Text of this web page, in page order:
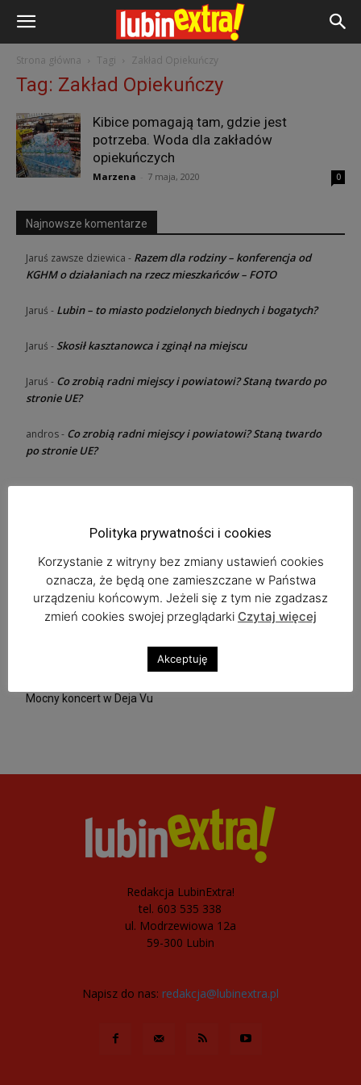
Strona główna Tagi Zakład Opiekuńczy
Tag: Zakład Opiekuńczy
Kibice pomagają tam, gdzie jest
potrzeba. Woda dla zakładów
opiekuńczych
Marzena 7 maja, 2020 0
Najnowsze komentarze
Jaruś zawsze dziewica - Razem dla rodziny – konferencja od
KGHM o działaniach na rzecz mieszkańców – FOTO
Jaruś - Lubin – to miasto podzielonych biednych i bogatych?
Jaruś - Skosił kasztanowca i zginął na miejscu
Jaruś - Co zrobią radni miejscy i powiatowi? Staną twardo po
stronie UE?
andros- Co zrobią radni miejscy i powiatowi? Staną twardo
po stronie UE?
Ratujmy Zuzę, proszą rodzice
Zaplanuj już dziś Bieg Tropem Wilczym
Copper Festival w „Beatka Music Club” i Feel The Emotions
Mocny koncert w Deja Vu
Redakcja LubinExtra!
tel. 603 535 338
ul. Modrzewiowa 12a
59-300 Lubin
Napisz do nas: redakcja@lubinextra.pl
Polityka prywatności i cookies
Korzystanie z witryny bez zmiany ustawień cookies
oznacza, że będą one zamieszczane w Państwa
urządzeniu końcowym. Jeżeli się z tym nie zgadzasz
zmień cookies swojej przeglądarki Czytaj więcej
Akceptuję